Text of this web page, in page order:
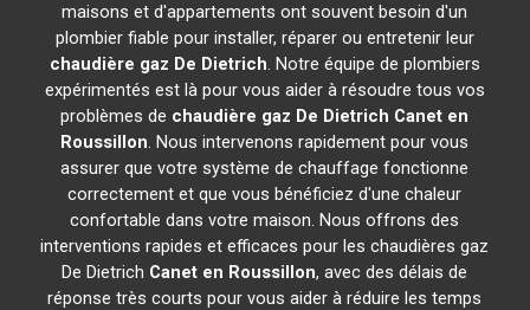
maisons et d'appartements ont souvent besoin d'un
plombier fiable pour installer, réparer ou entretenir leur
chaudière gaz De Dietrich. Notre équipe de plombiers
expérimentés est là pour vous aider à résoudre tous vos
problèmes de chaudière gaz De Dietrich Canet en
Roussillon. Nous intervenons rapidement pour vous
assurer que votre système de chauffage fonctionne
correctement et que vous bénéficiez d'une chaleur
confortable dans votre maison. Nous offrons des
interventions rapides et efficaces pour les chaudières gaz
De Dietrich Canet en Roussillon, avec des délais de
réponse très courts pour vous aider à réduire les temps